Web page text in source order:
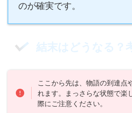
のが確実です。
結末はどうなる？
ここから先は、物語の到達点
れます。まっさらな状態で楽
際にご注意ください。